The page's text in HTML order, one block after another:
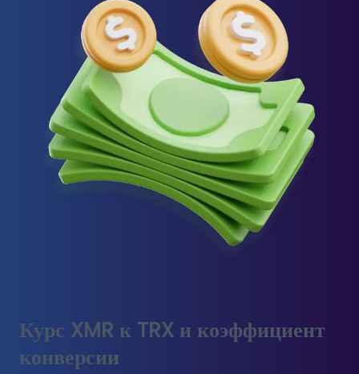
Курс XMR к TRX и коэффициент
конверсии